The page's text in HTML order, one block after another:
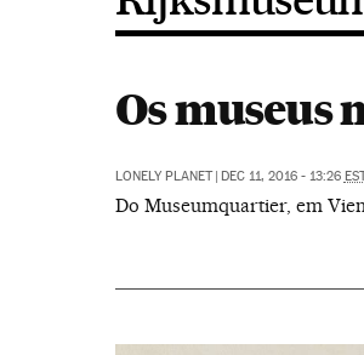
Os museus
LONELY PLANET | DEC 11, 2016 - 13:26
Do Museumquartier, em